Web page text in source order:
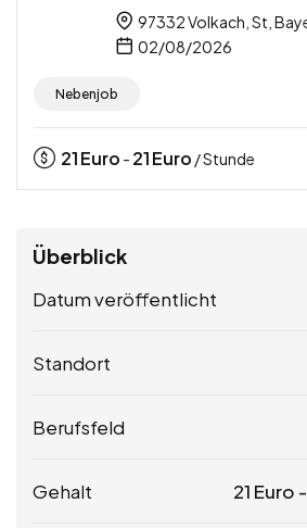
97332 Volkach, St,
02/08/2026
Nebenjob
21Euro - 21Euro / Stunde
Überblick
Datum veröffentlicht
Standort
Berufsfeld
Gehalt 21 Euro -